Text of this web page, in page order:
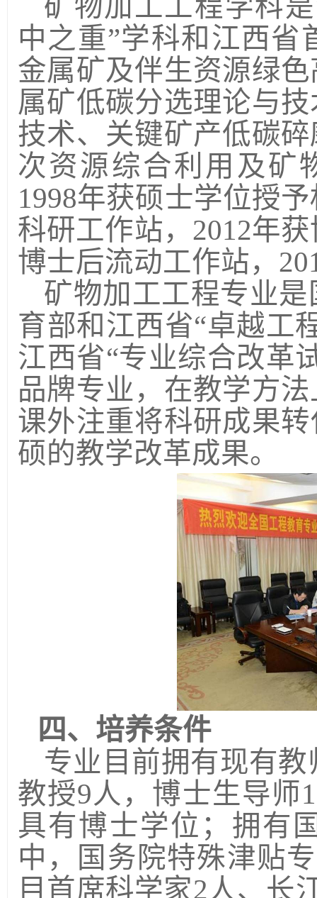
矿物加工工程学科
中之重”学科和江西省
金属矿及伴生资源绿
属矿低碳分选理论与
技术、关键矿产低碳
次资源综合利用及矿
1998年获硕士学位授
科研工作站， 2012年
博士后流动工作站，
矿物加工工程专业
育部和江西省“卓越工
江西省“专业综合改革
品牌专业，在教学方
课外注重将科研成果
硕的教学改革成果。
四、培养条件
专业目前拥有现有教
教授9人，博士生导师
具有博士学位；拥有
中，国务院特殊津贴
目首席科学家2人、 长